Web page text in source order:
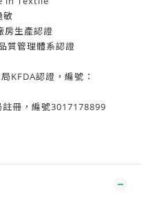
敏
房生產認證
質管理體系認證
KFDA認證，編號：
冊，編號3017178899